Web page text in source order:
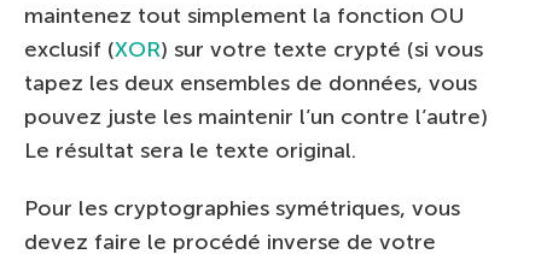
maintenez tout simplement la fonction OU
exclusif (XOR) sur votre texte crypté (si vous
tapez les deux ensembles de données, vous
pouvez juste les maintenir l’un contre l’autre)
Le résultat sera le texte original.
Pour les cryptographies symétriques, vous
devez faire le procédé inverse de votre